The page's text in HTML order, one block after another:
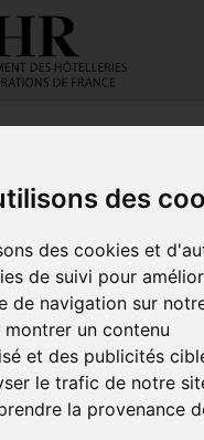
des
des cookies et
de suivi pour
de navigation sur
un contenu
et des publicités
le trafic de notre
la provenance
à l’exécution du
à l’extinction du
de
salariés